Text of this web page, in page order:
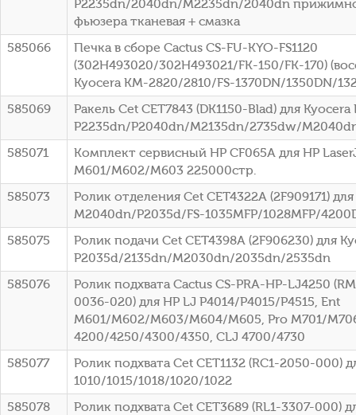
P2235dn/2040dn/M2235dn/2040dn
фьюзера тканевая + смазка
585066
Печка в сборе Cactus CS-FU-KYO-FS1120
(302H493020/302H493021/FK-150/FK-170)
Kyocera KM-2820/2810/FS-1370DN/1350DN/
585069
Ракель Cet CET7843 (DK1150-Blad) для Kyocera
P2235dn/P2040dn/M2135dn/2735dw/
585071
Комплект сервисный HP CF065A для HP
M601/M602/M603 225000стр.
585073
Ролик отделения Cet CET4322A (2F909171)
M2040dn/P2035d/FS-1035MFP/1028MFP/
585075
Ролик подачи Cet CET4398A (2F906230) для
P2035d/2135dn/M2030dn/2035dn/2535dn
585076
Ролик подхвата Cactus CS-PRA-HP-LJ4250
0036-020) для HP LJ P4014/P4015/P4515, Ent
M601/M602/M603/M604/M605, Pro M701/
4200/4250/4300/4350, CLJ 4700/4730
585077
Ролик подхвата Cet CET1132 (RC1-2050-000)
1010/1015/1018/1020/1022
585078
Ролик подхвата Cet CET3689 (RL1-3307-000)